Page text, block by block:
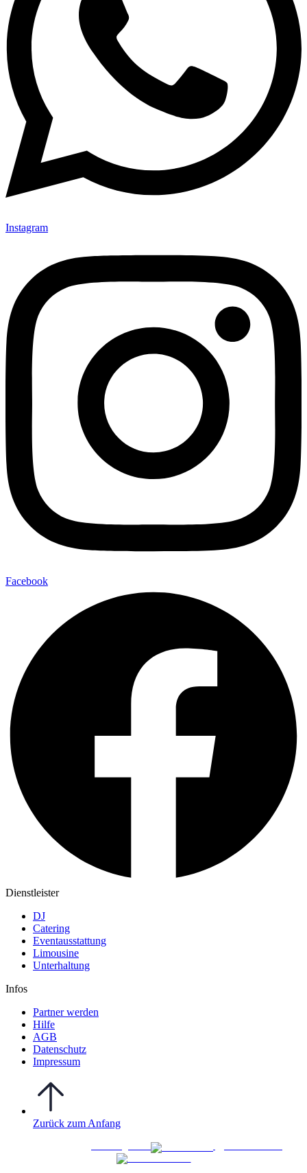
Instagram
Facebook
Dienstleister
DJ
Catering
Eventausstattung
Limousine
Unterhaltung
Infos
Partner werden
Hilfe
AGB
Datenschutz
Impressum
Zurück zum Anfang